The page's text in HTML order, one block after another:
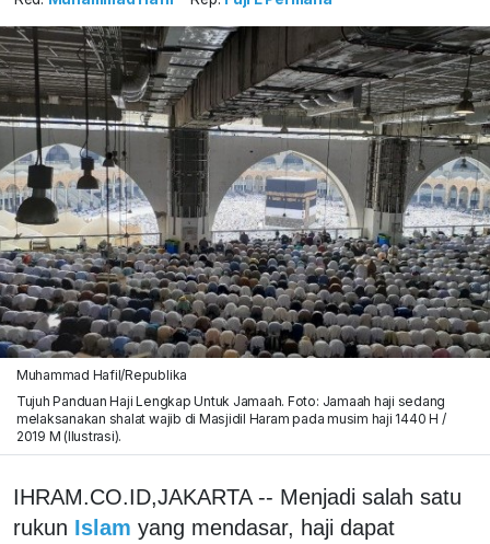
Muhammad Hafil/Republika
Tujuh Panduan Haji Lengkap Untuk Jamaah. Foto: Jamaah haji sedang
melaksanakan shalat wajib di Masjidil Haram pada musim haji 1440 H /
2019 M (Ilustrasi).
IHRAM.CO.ID,JAKARTA -- Menjadi salah satu
rukun Islam yang mendasar, haji dapat